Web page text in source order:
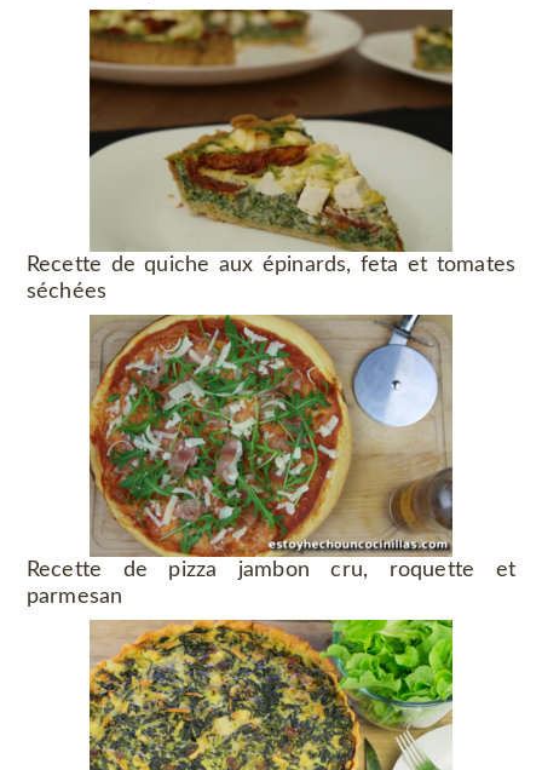
Recette de quiche aux épinards, feta et tomates
séchées
Recette de pizza jambon cru, roquette et
parmesan